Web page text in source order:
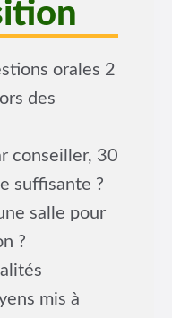
orales 2
des
conseiller, 30
suffisante ?
salle pour
?
mis à